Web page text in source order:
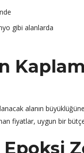
gibi alanlarda
alanın
fiyatlar, uygun bir
Epoksi